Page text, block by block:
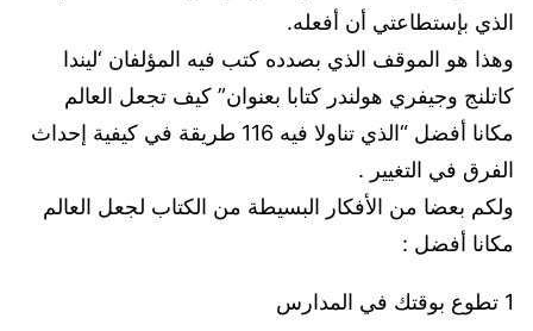
الذي بإستطاعتي أن أفعله.
وهذا هو الموقف الذي بصدده كتب فيه المؤلفان ‘ليندا
كاتلنج وجيفري هولندر كتابا بعنوان” كيف تجعل العالم
مكانا أفضل “الذي تناولا فيه 116 طريقة في كيفية إحداث
الفرق في التغيير .
ولكم بعضا من الأفكار البسيطة من الكتاب لجعل العالم
مكانا أفضل :
1 تطوع بوقتك في المدارس